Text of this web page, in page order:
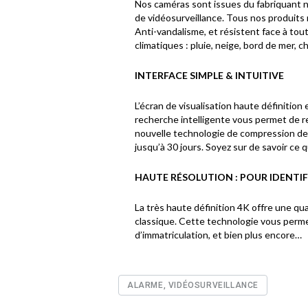
Nos caméras sont issues du fabriquant
de vidéosurveillance. Tous nos
Anti-vandalisme, et résistent face à
climatiques : pluie, neige, bord de mer,
INTERFACE SIMPLE & INTUITIVE
L’écran de visualisation haute
recherche intelligente vous permet de
nouvelle technologie de compression
jusqu’à 30 jours. Soyez sur de savoir ce
HAUTE RÉSOLUTION : POUR
La très haute définition 4K offre une
classique. Cette technologie vous
d’immatriculation, et bien plus encore…
ALARME, VIDÉOSURVEILLANCE